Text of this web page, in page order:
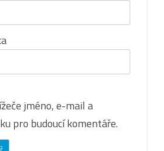
jméno, e-mail a
pro budoucí komentáře.